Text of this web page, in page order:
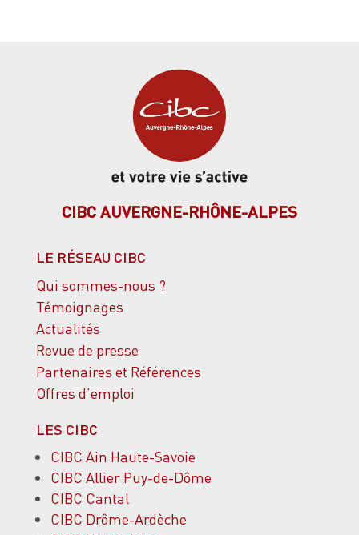
CIBC AUVERGNE-RHÔNE-ALPES
LE RÉSEAU CIBC
Qui sommes-nous ?
Témoignages
Actualités
Revue de presse
Partenaires et Références
Offres d’emploi
LES CIBC
CIBC Ain Haute-Savoie
CIBC Allier Puy-de-Dôme
CIBC Cantal
CIBC Drôme-Ardèche